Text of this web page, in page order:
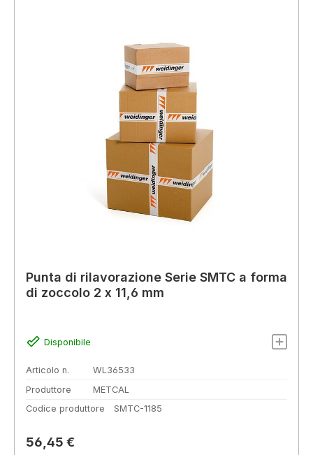
Punta di rilavorazione Serie SMTC a forma
di zoccolo 2 x 11,6 mm
Disponibile
Articolo n.
WL36533
Produttore
METCAL
Codice produttore
SMTC-1185
Prezzo normale:
56,45 €